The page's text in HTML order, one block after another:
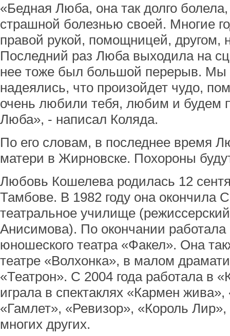
«Бедная Люба, она так долго
страшной болезнью своей. Многие
правой рукой, помощницей, другом,
Последний раз Люба выходила на
нее тоже был большой перерыв. Мы
надеялись, что произойдет чудо,
очень любили тебя, любим и будем
Люба», - написал Коляда.
По его словам, в последнее время
матери в Жирновске. Похороны
Любовь Кошелева родилась 12
Тамбове. В 1982 году она окончила
театральное училище
Анисимова). По окончании работала
юношеского театра «Факел». Она
театре «Волхонка», в малом
«Театрон». С 2004 года работала в
играла в спектаклях «Кармен
«Гамлет», «Ревизор», «Король
многих других.